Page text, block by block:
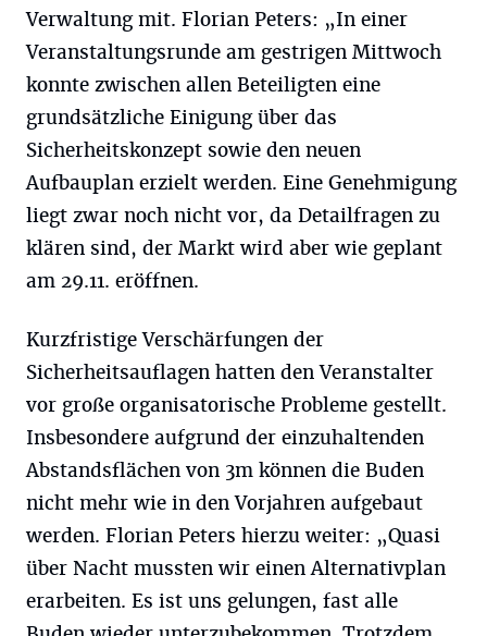
Verwaltung mit. Florian Peters: „In einer
Veranstaltungsrunde am gestrigen Mittwoch
konnte zwischen allen Beteiligten eine
grundsätzliche Einigung über das
Sicherheitskonzept sowie den neuen
Aufbauplan erzielt werden. Eine Genehmigung
liegt zwar noch nicht vor, da Detailfragen zu
klären sind, der Markt wird aber wie geplant
am 29.11. eröffnen.
Kurzfristige Verschärfungen der
Sicherheitsauflagen hatten den Veranstalter
vor große organisatorische Probleme gestellt.
Insbesondere aufgrund der einzuhaltenden
Abstandsflächen von 3m können die Buden
nicht mehr wie in den Vorjahren aufgebaut
werden. Florian Peters hierzu weiter: „Quasi
über Nacht mussten wir einen Alternativplan
erarbeiten. Es ist uns gelungen, fast alle